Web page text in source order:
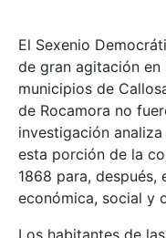
El Sexenio
de gran agitación en
municipios de
de Rocamora no
investigación
esta porción de la
1868 para,
económica, social y